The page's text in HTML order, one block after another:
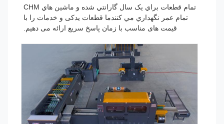
تمام قطعات براي يک سال گارانتي شده و ماشين هاي CHM
تمام عمر نگهداري مي کنندما قطعات یدکی و خدمات را با
قیمت های مناسب با زمان پاسخ سریع ارائه می دهیم.